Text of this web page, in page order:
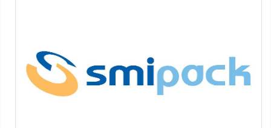
Serie BP
Serie WPS